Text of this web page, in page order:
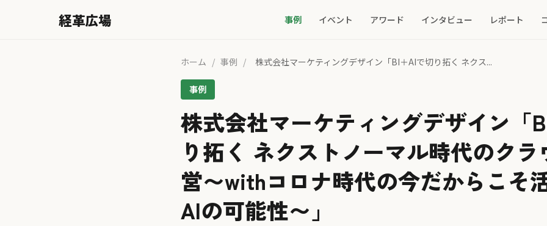
経革広場 事例 イベント アワード インタビュー レポート
ホーム / 事例 / 株式会社マーケティングデザイン「BI＋AIで切り拓く ネクス...
事例
株式会社マーケティングデザイン「
り拓く ネクストノーマル時代のクラ
営〜withコロナ時代の今だからこそ
AIの可能性〜」